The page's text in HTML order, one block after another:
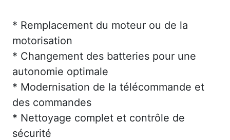
* Remplacement du moteur ou de la
motorisation
* Changement des batteries pour une
autonomie optimale
* Modernisation de la télécommande et
des commandes
* Nettoyage complet et contrôle de
sécurité